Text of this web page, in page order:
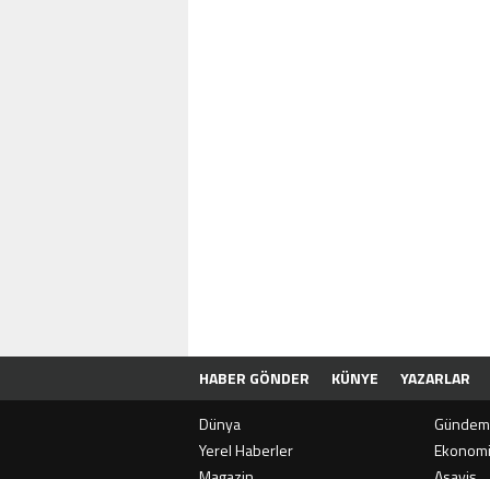
HABER GÖNDER KÜNYE YAZARLAR
Dünya
Gündem
Yerel Haberler
Ekonomi